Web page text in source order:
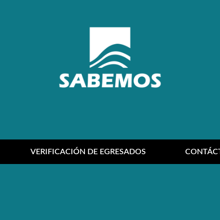
VERIFICACIÓN DE EGRESADOS